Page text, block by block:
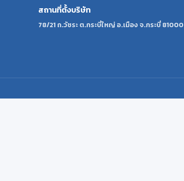
สถานที่ตั้งบริษัท
78/21 ถ.วัชระ ต.กระบี่ใหญ่ อ.เมือง จ.กระบี่ 81000